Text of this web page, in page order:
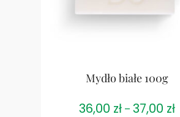
Mydło białe 100g
36,00 zł – 37,00 zł